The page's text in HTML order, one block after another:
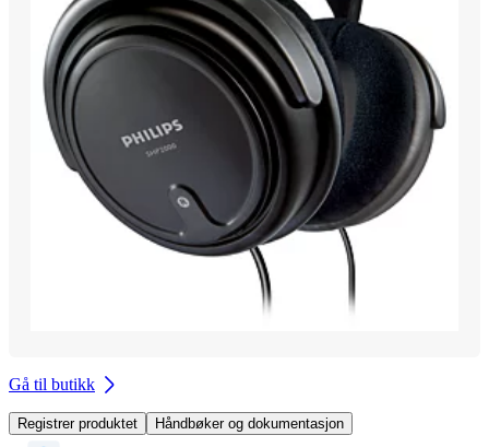
Gå til butikk
Registrer produktet Håndbøker og dokumentasjon